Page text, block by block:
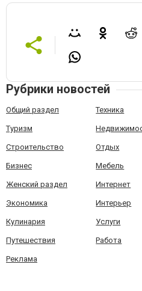
Рубрики новостей
Общий раздел Техника
Туризм
Строительство Отдых
Бизнес Мебель
Женский раздел Интернет
Экономика Интерьер
Кулинария Услуги
Путешествия Работа
Реклама